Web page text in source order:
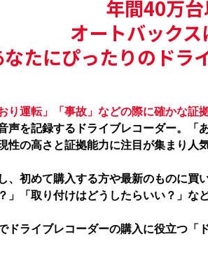
年間40万台
オートバック
なたにぴったりのドラ
おり運転」「事故」などの際に確かな証
声を記録するドライブレコーダー。「
性の高さと証拠能力に注目が集まり人
、初めて購入する方や最新のものに買
」「取り付けはどうしたらいい？」な
ドライブレコーダーの購入に役立つ「